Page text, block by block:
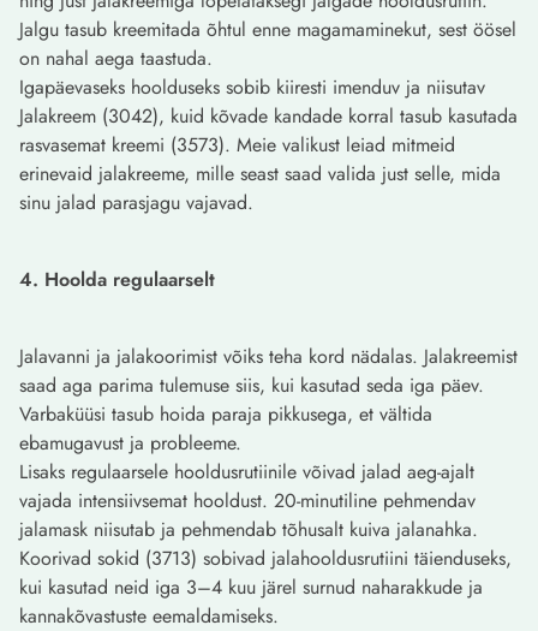
Jalgu tasub kreemitada õhtul enne magamaminekut, sest öösel
on nahal aega taastuda.
Igapäevaseks hoolduseks sobib kiiresti imenduv ja niisutav
Jalakreem (3042), kuid kõvade kandade korral tasub kasutada
rasvasemat kreemi (3573). Meie valikust leiad mitmeid
erinevaid jalakreeme, mille seast saad valida just selle, mida
sinu jalad parasjagu vajavad.
4. Hoolda regulaarselt
Jalavanni ja jalakoorimist võiks teha kord nädalas. Jalakreemist
saad aga parima tulemuse siis, kui kasutad seda iga päev.
Varbaküüsi tasub hoida paraja pikkusega, et vältida
ebamugavust ja probleeme.
Lisaks regulaarsele hooldusrutiinile võivad jalad aeg-ajalt
vajada intensiivsemat hooldust. 20-minutiline pehmendav
jalamask niisutab ja pehmendab tõhusalt kuiva jalanahka.
Koorivad sokid (3713) sobivad jalahooldusrutiini täienduseks,
kui kasutad neid iga 3–4 kuu järel surnud naharakkude ja
kannakõvastuste eemaldamiseks.